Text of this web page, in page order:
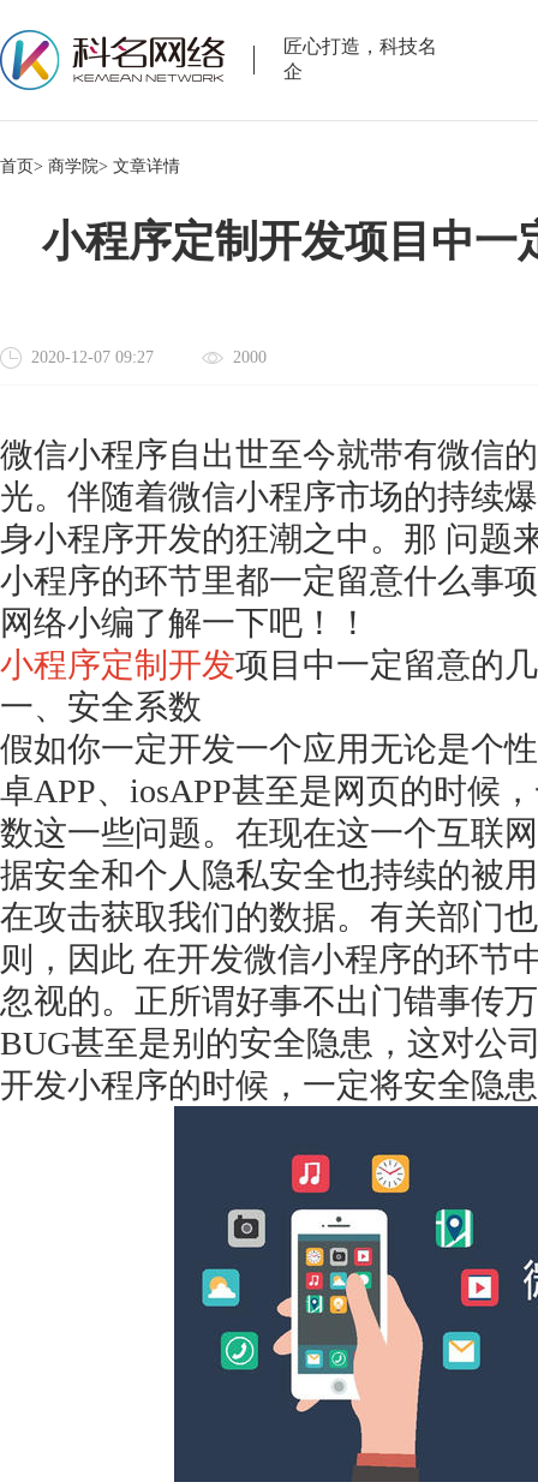
匠心打造，科技名
企
首页> 商学院> 文章详情
小程序定制开发项目中一
2020-12-07 09:27 2000
微信小程序自出世至今就带有微信
光。伴随着微信小程序市场的持续
身小程序开发的狂潮之中。那 问题
小程序的环节里都一定留意什么事
网络小编了解一下吧！！
小程序定制开发项目中一定留意的
一、安全系数
假如你一定开发一个应用无论是个
卓APP、iosAPP甚至是网页的时候
数这一些问题。在现在这一个互联
据安全和个人隐私安全也持续的被
在攻击获取我们的数据。有关部门
则，因此 在开发微信小程序的环节
忽视的。正所谓好事不出门错事传
BUG甚至是别的安全隐患，这对公
开发小程序的时候，一定将安全隐
获得产品报价方案
1万个想法不如1次的方案落地
扫码添加[商务总监]沟通方案